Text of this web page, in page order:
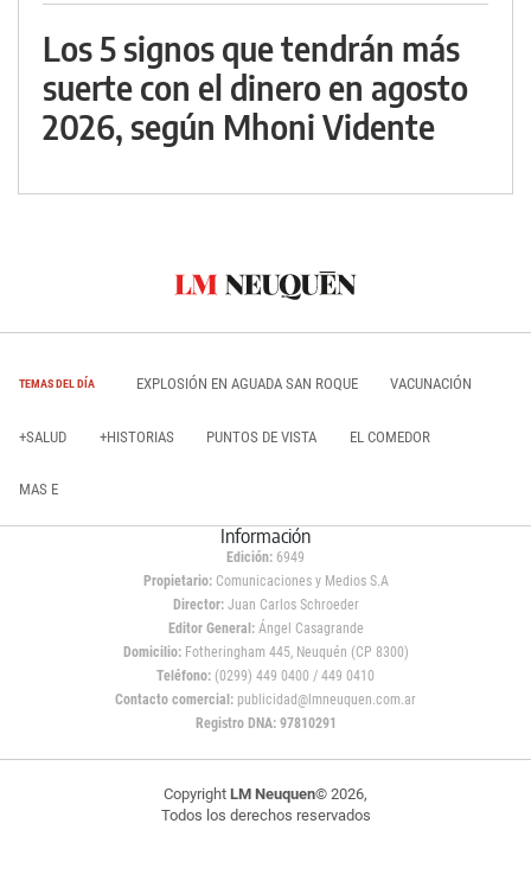
Los 5 signos que tendrán más
suerte con el dinero en agosto
2026, según Mhoni Vidente
TEMAS DEL DÍA EXPLOSIÓN EN AGUADA SAN ROQUE VACUNACIÓN
+SALUD +HISTORIAS PUNTOS DE VISTA EL COMEDOR
MAS E
Información
Edición: 6949
Propietario:Comunicaciones y Medios S.A
Director: Juan Carlos Schroeder
Editor General:Ángel Casagrande
Domicilio:Fotheringham 445, Neuquén (CP 8300)
Teléfono: (0299) 449 0400 / 449 0410
Contacto comercial: publicidad@lmneuquen.com.ar
Registro DNA: 97810291
Copyright LM Neuquen© 2026,
Todos los derechos reservados